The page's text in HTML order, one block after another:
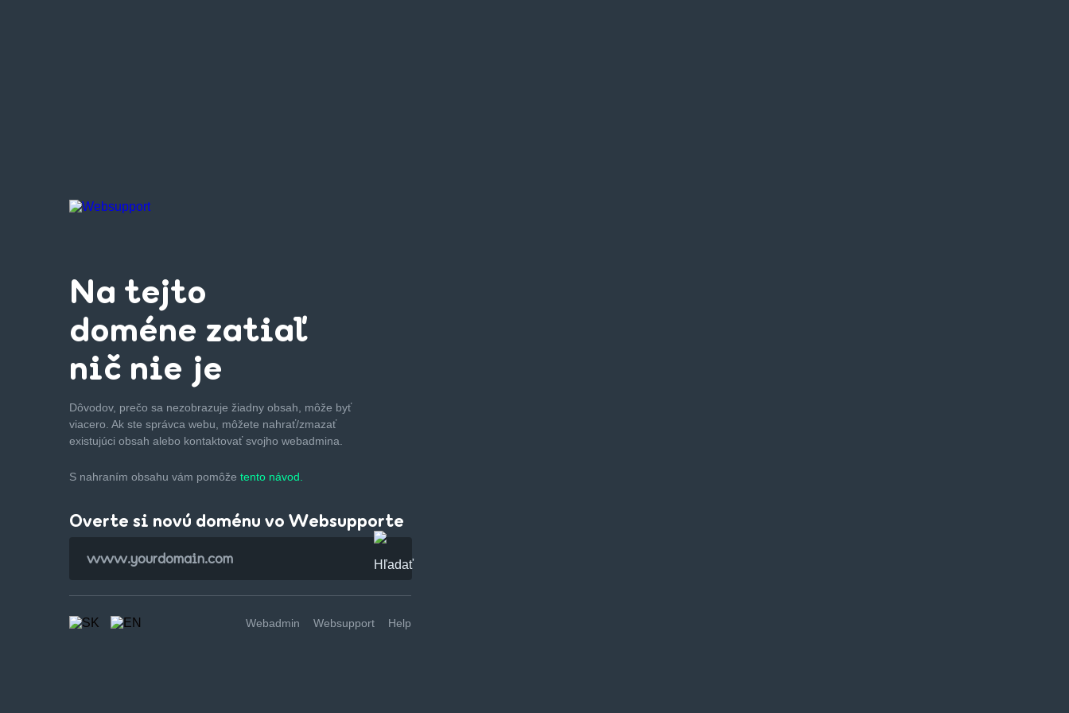
Na tejto
doméne zatiaľ
nič nie je
Dôvodov, prečo sa nezobrazuje žiadny obsah, môže byť
viacero. Ak ste správca webu, môžete nahrať/zmazať
existujúci obsah alebo kontaktovať svojho webadmina.
S nahraním obsahu vám pomôže tento návod.
Overte si novú doménu vo Websupporte
Webadmin Websupport Help